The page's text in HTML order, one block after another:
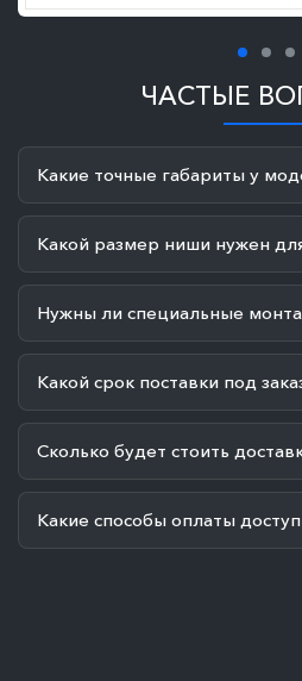
ЧАСТЫЕ
Какие точные габариты у
Какой размер ниши нужен
Нужны ли специальные
Какой срок поставки под
Сколько будет стоить
Какие способы оплаты